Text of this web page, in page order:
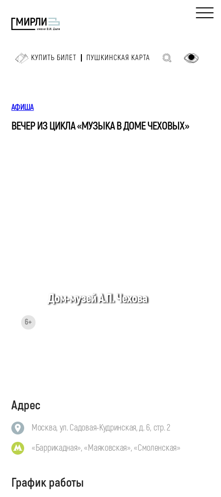
КУПИТЬ БИЛЕТ ПУШКИНСКАЯ КАРТА
АФИША
ВЕЧЕР ИЗ ЦИКЛА «МУЗЫКА В ДОМЕ ЧЕХОВЫХ»
Дом-музей А.П. Чехова
6+
Адрес
Москва, ул. Садовая-Кудринская, д. 6, стр. 2
«Баррикадная», «Маяковская», «Смоленская»
График работы